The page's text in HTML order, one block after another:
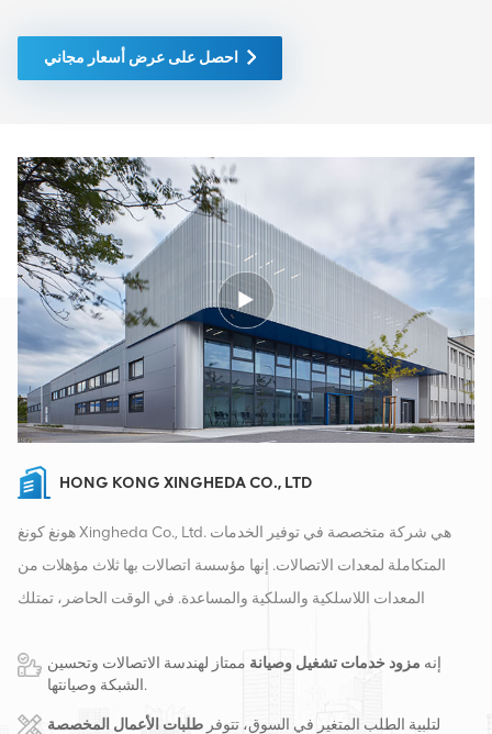
احصل على عرض أسعار مجاني
HONG KONG XINGHEDA CO., LTD
هونغ كونغ Xingheda Co., Ltd. هي شركة متخصصة في توفير الخدمات
المتكاملة لمعدات الاتصالات. إنها مؤسسة اتصالات بها ثلاث مؤهلات من
المعدات اللاسلكية والسلكية والمساعدة. في الوقت الحاضر، تمتلك
في عام 2016، قمنا بإنشاء مقر مبيعات دولي في مدينة تشانغشا، الصين.
يقع مقرنا في الصين، وننفذ أعمالًا دولية في جنوب شرق آسيا وأوروبا
والولايات المتحدة وأفريقيا وروسيا، ونوفر المحطات الأساسية ونزود
إنه مزود خدمات تشغيل وصيانة ممتاز لهندسة الاتصالات وتحسين
الشبكة وصيانتها.
لتلبية الطلب المتغير في السوق، تتوفر طلبات الأعمال المخصصة